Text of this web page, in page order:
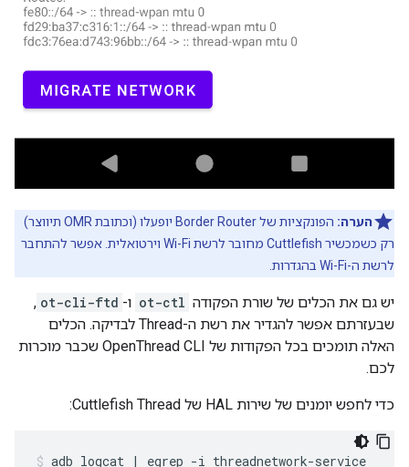
הערה:
הפונקציות של Border Router יופעלו (וכתובת OMR תיווצר)
רק כשמכשיר Cuttlefish מחובר לרשת Wi-Fi וירטואלית. אפשר להתחבר
לרשת ה-Wi-Fi בהגדרות.
יש גם את הכלים של שורת הפקודה ot-ctl ו- ot-cli-ftd
,
שבעזרתם אפשר להגדיר את רשת ה-Thread לבדיקה. הכלים
האלה תומכים בכל הפקודות של OpenThread CLI שכבר מוכרות
לכם.
כדי לחפש יומנים של שירות HAL של Cuttlefish Thread:
adb logcat | egrep -i threadnetwork-service